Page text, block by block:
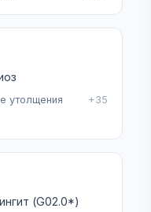
утолщения +35
(G02.0*)